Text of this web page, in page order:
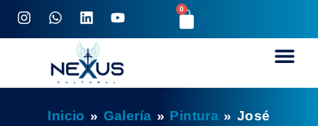
0
Inicio » Galería » Pintura »José